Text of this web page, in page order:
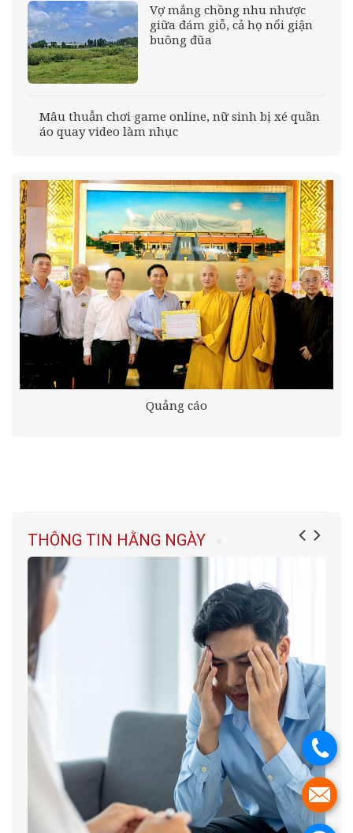
Vợ mắng chồng nhu nhược
giữa đám giỗ, cả họ nổi giận
buông đũa
Mâu thuẫn chơi game online, nữ sinh bị xé quần
áo quay video làm nhục
Quảng cáo
THÔNG TIN HẰNG NGÀY
.
.